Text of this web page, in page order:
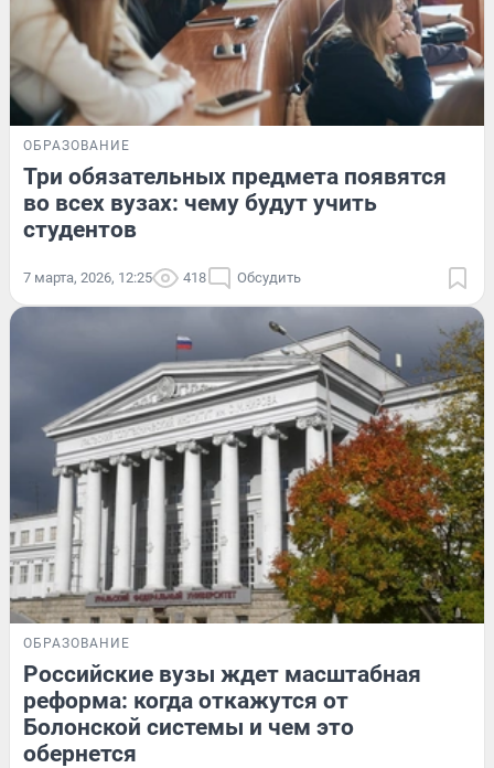
ОБРАЗОВАНИЕ
Три обязательных предмета появятся
во всех вузах: чему будут учить
студентов
7 марта, 2026, 12:25 418 Обсудить
ОБРАЗОВАНИЕ
Российские вузы ждет масштабная
реформа: когда откажутся от
Болонской системы и чем это
обернется